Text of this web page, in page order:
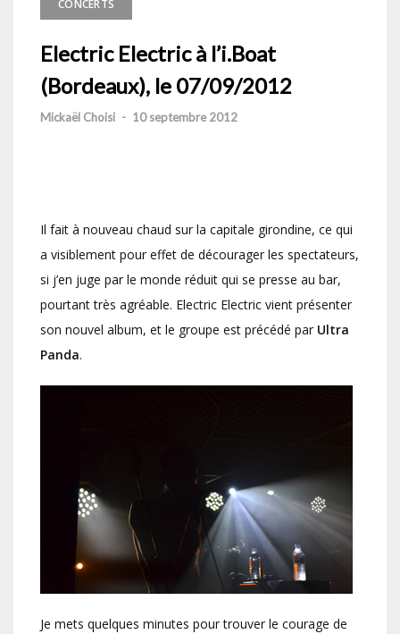
CONCERTS
Electric Electric à l’i.Boat
(Bordeaux), le 07/09/2012
Mickaël Choisi - 10 septembre 2012
Il fait à nouveau chaud sur la capitale girondine, ce qui
a visiblement pour effet de décourager les spectateurs,
si j’en juge par le monde réduit qui se presse au bar,
pourtant très agréable. Electric Electric vient présenter
son nouvel album, et le groupe est précédé par Ultra
Panda.
Je mets quelques minutes pour trouver le courage de